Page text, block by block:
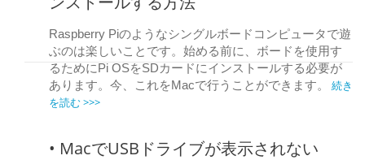
Raspberry Piのようなシングルボードコンピュータで遊
ぶのは楽しいことです。始める前に、ボードを使用す
るためにPi OSをSDカードにインストールする必要が
あります。今、これをMacで行うことができます。
続き
を読む >>>
• MacでUSBドライブが表示されない